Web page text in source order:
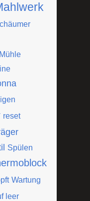
Mühle
reset
Spülen
Wartung
leer